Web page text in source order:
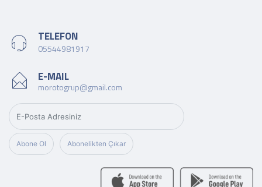
TELEFON
05544981917
E-MAIL
morotogrup@gmail.com
Abone Ol Abonelikten Çıkar